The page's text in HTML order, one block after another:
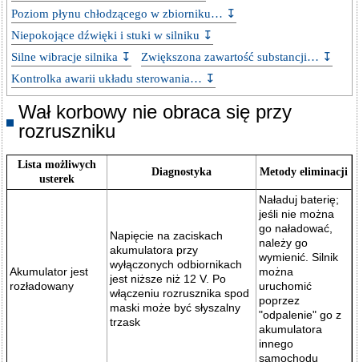
Poziom płynu chłodzącego w zbiorniku… ↧
Niepokojące dźwięki i stuki w silniku ↧
Silne wibracje silnika ↧
Zwiększona zawartość substancji… ↧
Kontrolka awarii układu sterowania… ↧
Wał korbowy nie obraca się przy
rozruszniku
Lista możliwych
usterek
Diagnostyka Metody eliminacji
Akumulator jest
rozładowany
Napięcie na zaciskach
akumulatora przy
wyłączonych odbiornikach
jest niższe niż 12 V. Po
włączeniu rozrusznika spod
maski może być słyszalny
trzask
Naładuj baterię;
jeśli nie można
go naładować,
należy go
wymienić. Silnik
można
uruchomić
poprzez
"odpalenie" go z
akumulatora
innego
samochodu